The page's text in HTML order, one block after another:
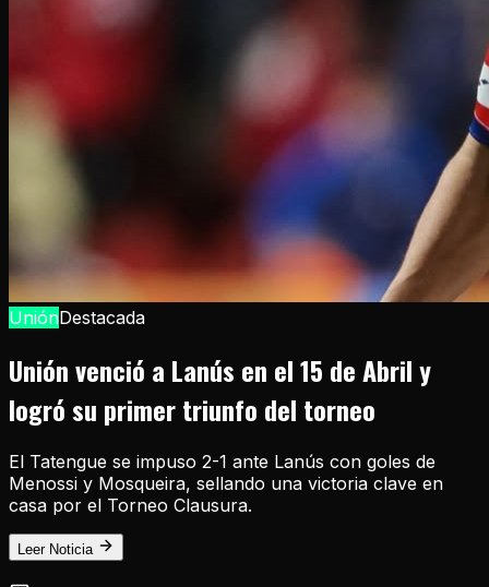
UniónDestacada
Unión venció a Lanús en el 15 de Abril y
logró su primer triunfo del torneo
El Tatengue se impuso 2-1 ante Lanús con goles de
Menossi y Mosqueira, sellando una victoria clave en
casa por el Torneo Clausura.
Leer Noticia